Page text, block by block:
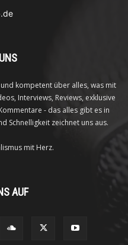
kompetent über alles, was mit
Interviews, Reviews, exklusive
- das alles gibt es in
Schnelligkeit zeichnet uns aus.
mit Herz.
AUF